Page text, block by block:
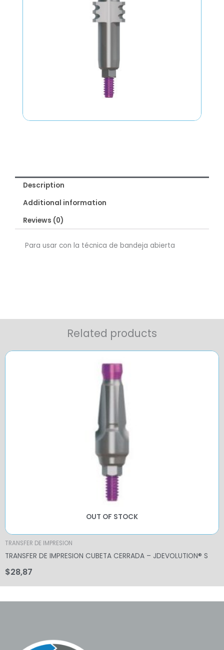
Description
Additional information
Reviews (0)
Para usar con la técnica de bandeja abierta
Related products
OUT OF STOCK
TRANSFER DE IMPRESION
TRANSFER DE IMPRESION CUBETA CERRADA – JDEVOLUTION® S
$28,87